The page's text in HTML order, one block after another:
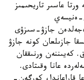
عاسىر تاريحىمىز
ەنيسەي
جازۋ-سىزۋى
جازىلعان كونە جازۋ
كەيىننەن ورنىققان
عانا وقىتادى.